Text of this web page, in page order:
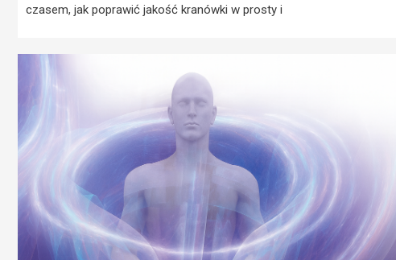
czasem, jak poprawić jakość kranówki w prosty i